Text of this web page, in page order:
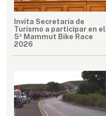
Invita Secretaría de
Turismo a participar en el
5º Mammut Bike Race
2026